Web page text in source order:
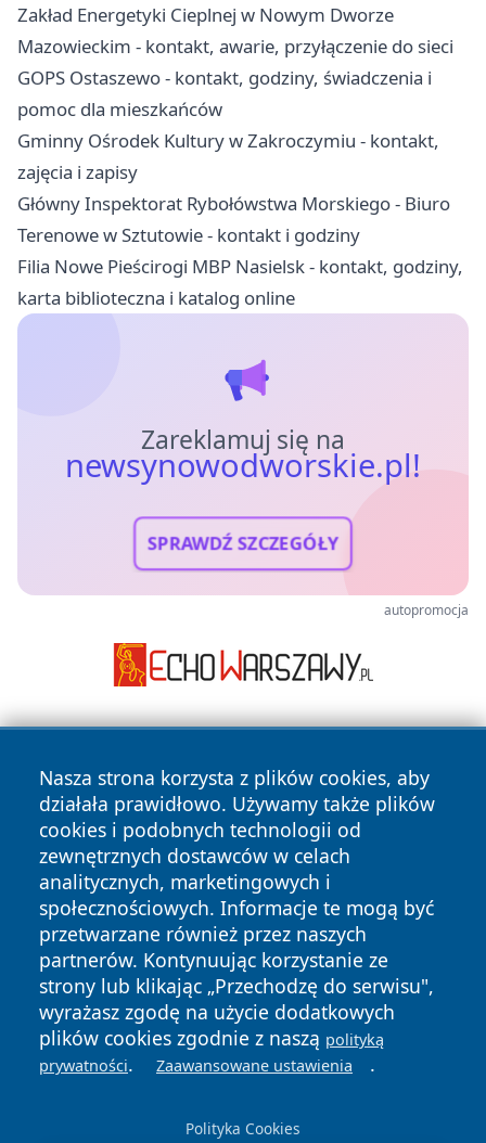
Zakład Energetyki Cieplnej w Nowym Dworze
Mazowieckim - kontakt, awarie, przyłączenie do sieci
GOPS Ostaszewo - kontakt, godziny, świadczenia i
pomoc dla mieszkańców
Gminny Ośrodek Kultury w Zakroczymiu - kontakt,
zajęcia i zapisy
Główny Inspektorat Rybołówstwa Morskiego - Biuro
Terenowe w Sztutowie - kontakt i godziny
Filia Nowe Pieścirogi MBP Nasielsk - kontakt, godziny,
karta biblioteczna i katalog online
Zareklamuj się na
newsynowodworskie.pl!
SPRAWDŹ SZCZEGÓŁY
autopromocja
Nasza strona korzysta z plików cookies, aby
działała prawidłowo. Używamy także plików
cookies i podobnych technologii od
zewnętrznych dostawców w celach
analitycznych, marketingowych i
społecznościowych. Informacje te mogą być
przetwarzane również przez naszych
partnerów. Kontynuując korzystanie ze
strony lub klikając „Przechodzę do serwisu",
wyrażasz zgodę na użycie dodatkowych
plików cookies zgodnie z naszą polityką
prywatności. Zaawansowane ustawienia .
Polityka Cookies
Copyright © 2026 newsynowodworskie.pl Wszystkie prawa
zastrzeżone.
News Autorzy
Polityka
Prywatności
Polityka
Cookies